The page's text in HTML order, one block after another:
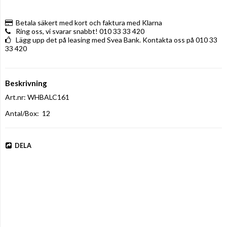
Betala säkert med kort och faktura med Klarna
Ring oss, vi svarar snabbt! 010 33 33 420
Lägg upp det på leasing med Svea Bank. Kontakta oss på 010 33
33 420
Beskrivning
Art.nr: WHBALC161
Antal/Box:  12
DELA